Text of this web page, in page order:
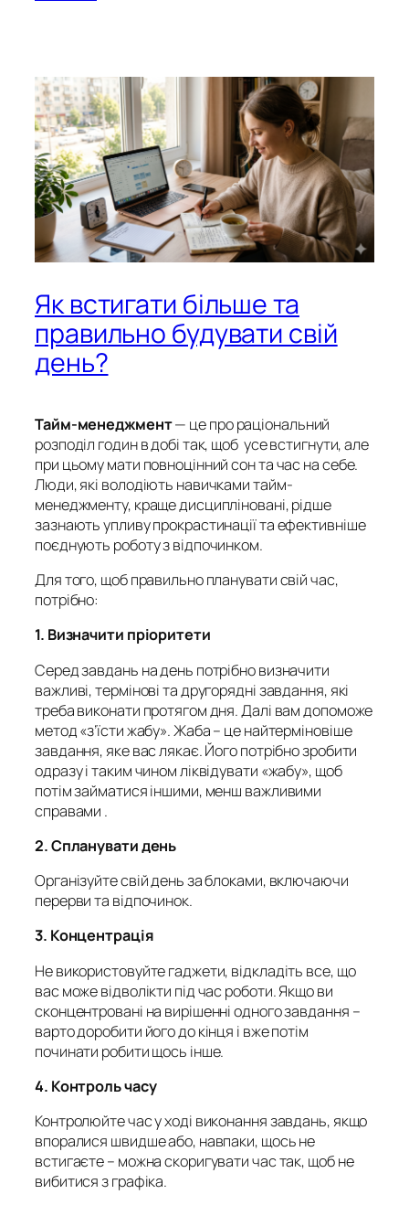
Як встигати більше та
правильно будувати свій
день?
Тайм-менеджмент— це про раціональний
розподіл годин в добі так, щоб усе встигнути, але
при цьому мати повноцінний сон та час на себе.
Люди, які володіють навичками тайм-
менеджменту, краще дисципліновані, рідше
зазнають упливу прокрастинації та ефективніше
поєднують роботу з відпочинком.
Для того, щоб правильно планувати свій час,
потрібно:
1. Визначити пріоритети
Серед завдань на день потрібно визначити
важливі, термінові та другорядні завдання, які
треба виконати протягом дня. Далі вам допоможе
метод «з’їсти жабу». Жаба – це найтерміновіше
завдання, яке вас лякає. Його потрібно зробити
одразу і таким чином ліквідувати «жабу», щоб
потім займатися іншими, менш важливими
справами .
2.Спланувати день
Організуйте свій день за блоками, включаючи
перерви та відпочинок.
3. Концентрація
Не використовуйте гаджети, відкладіть все, що
вас може відволікти під час роботи. Якщо ви
сконцентровані на вирішенні одного завдання –
варто доробити його до кінця і вже потім
починати робити щось інше.
4. Контроль часу
Контролюйте час у ході виконання завдань, якщо
впоралися швидше або, навпаки, щось не
встигаєте – можна скоригувати час так, щоб не
вибитися з графіка.